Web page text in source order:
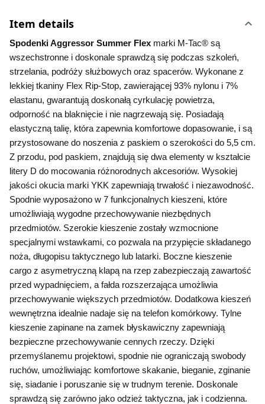
Item details
Spodenki Aggressor Summer Flex marki M-Tac® są
wszechstronne i doskonale sprawdzą się podczas szkoleń,
strzelania, podróży służbowych oraz spacerów. Wykonane z
lekkiej tkaniny Flex Rip-Stop, zawierającej 93% nylonu i 7%
elastanu, gwarantują doskonałą cyrkulację powietrza,
odporność na blaknięcie i nie nagrzewają się. Posiadają
elastyczną talię, która zapewnia komfortowe dopasowanie, i są
przystosowane do noszenia z paskiem o szerokości do 5,5 cm.
Z przodu, pod paskiem, znajdują się dwa elementy w kształcie
litery D do mocowania różnorodnych akcesoriów. Wysokiej
jakości okucia marki YKK zapewniają trwałość i niezawodność.
Spodnie wyposażono w 7 funkcjonalnych kieszeni, które
umożliwiają wygodne przechowywanie niezbędnych
przedmiotów. Szerokie kieszenie zostały wzmocnione
specjalnymi wstawkami, co pozwala na przypięcie składanego
noża, długopisu taktycznego lub latarki. Boczne kieszenie
cargo z asymetryczną klapą na rzep zabezpieczają zawartość
przed wypadnięciem, a fałda rozszerzająca umożliwia
przechowywanie większych przedmiotów. Dodatkowa kieszeń
wewnętrzna idealnie nadaje się na telefon komórkowy. Tylne
kieszenie zapinane na zamek błyskawiczny zapewniają
bezpieczne przechowywanie cennych rzeczy. Dzięki
przemyślanemu projektowi, spodnie nie ograniczają swobody
ruchów, umożliwiając komfortowe skakanie, bieganie, zginanie
się, siadanie i poruszanie się w trudnym terenie. Doskonale
sprawdzą się zarówno jako odzież taktyczna, jak i codzienna.